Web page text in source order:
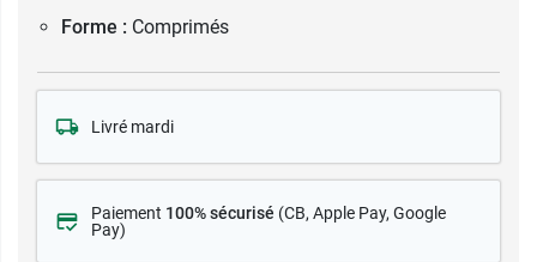
Forme : Comprimés
Livré mardi
Paiement 100% sécurisé (CB, Apple Pay, Google
Pay)